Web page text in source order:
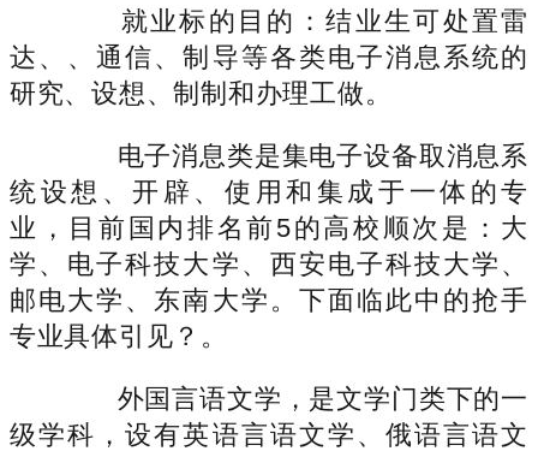
就业标的目的：结业生可处置雷
达、、通信、制导等各类电子消息系统的
研究、设想、制制和办理工做。
电子消息类是集电子设备取消息系
统设想、开辟、使用和集成于一体的专
业，目前国内排名前5的高校顺次是：大
学、电子科技大学、西安电子科技大学、
邮电大学、东南大学。下面临此中的抢手
专业具体引见？。
外国言语文学，是文学门类下的一
级学科，设有英语言语文学、俄语言语文